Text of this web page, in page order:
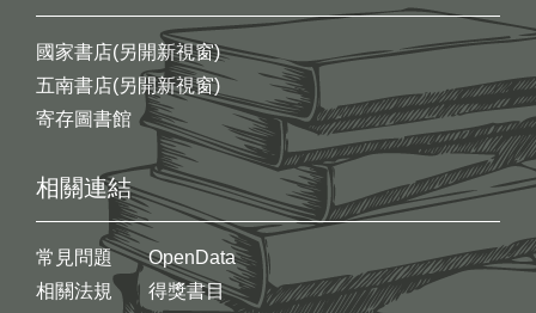
國家書店(另開新視窗)
五南書店(另開新視窗)
寄存圖書館
相關連結
常見問題
相關法規
OpenData
得獎書目